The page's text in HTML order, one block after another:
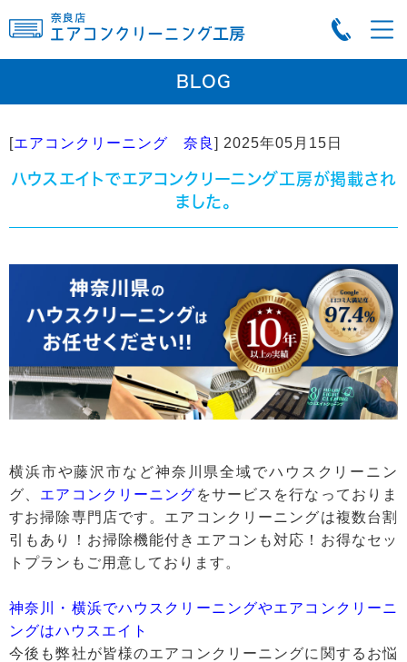
BLOG
[エアコンクリーニング 奈良 ] 2025年05月15日
ハウスエイトでエアコンクリーニング工房が掲載され
ました。
横浜市や藤沢市など神奈川県全域でハウスクリーニン
グ、 エアコンクリーニング をサービスを行なっておりま
すお掃除専門店です。エアコンクリーニングは複数台割
引もあり！お掃除機能付きエアコンも対応！お得なセッ
トプランもご用意しております。
神奈川・横浜でハウスクリーニングやエアコンクリーニ
ングはハウスエイト
今後も弊社が皆様のエアコンクリーニングに関するお悩